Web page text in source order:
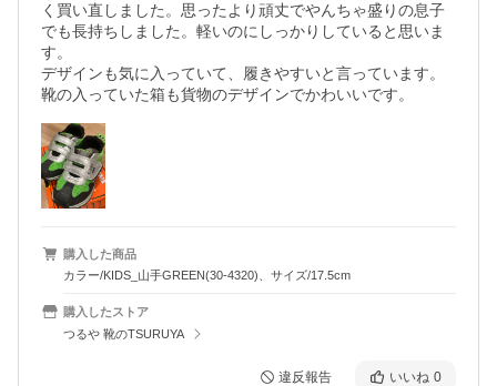
く買い直しました。思ったより頑丈でやんちゃ盛りの息子
でも長持ちしました。軽いのにしっかりしていると思いま
す。
デザインも気に入っていて、履きやすいと言っています。
靴の入っていた箱も貨物のデザインでかわいいです。
購入した商品
カラー/KIDS_山手GREEN(30-4320)、サイズ/17.5cm
購入したストア
つるや 靴のTSURUYA
違反報告 いいね 0